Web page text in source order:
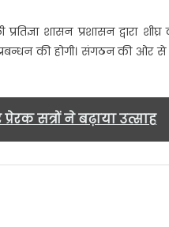
शासन प्रशासन द्वारा
की होगी। संगठन की ओर
सत्रों ने बढ़ाया उत्साह